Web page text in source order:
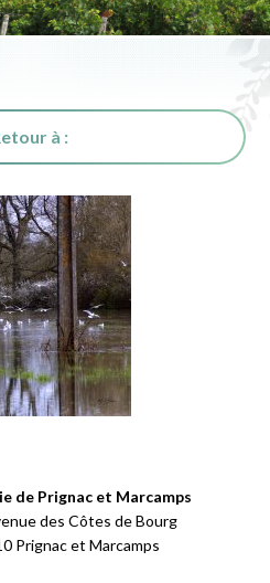
à :
de Prignac et Marcamps
des Côtes de Bourg
Prignac et Marcamps